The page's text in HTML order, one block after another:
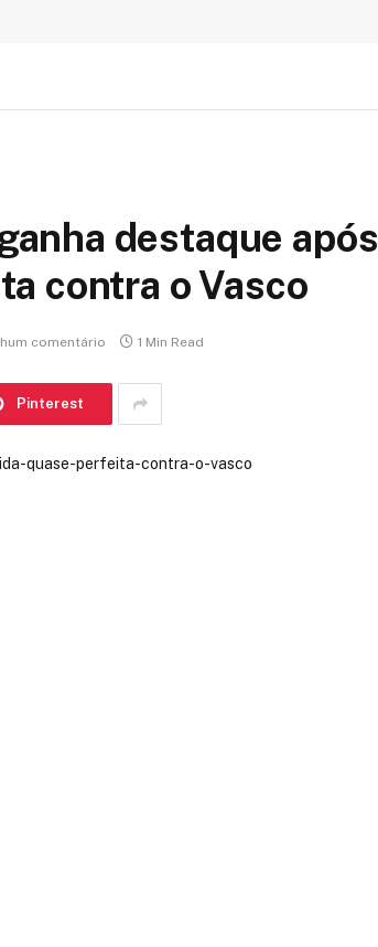
destaque após
contra o Vasco
comentário 1 Min Read
Pinterest